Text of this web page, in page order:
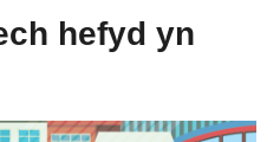
hefyd yn